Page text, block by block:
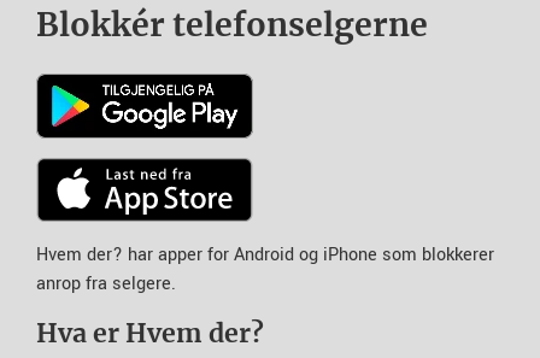
Blokkér telefonselgerne
Hvem der? har apper for Android og iPhone som blokkerer
anrop fra selgere.
Hva er Hvem der?